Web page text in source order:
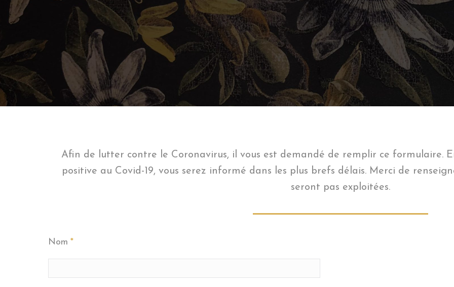
Afin de lutter contre le Coronavirus, il vous est demandé de remplir ce formulaire.
positive au Covid-19, vous serez informé dans les plus brefs délais. Merci de
seront pas exploitées.
Nom *